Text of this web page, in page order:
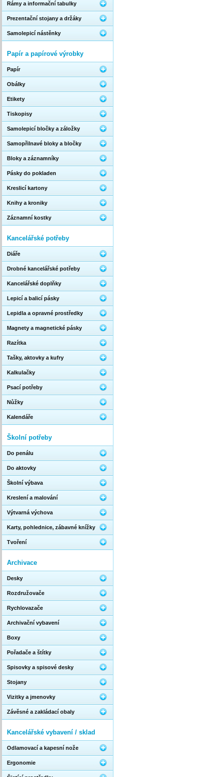
Rámy a informační tabulky
Prezentační stojany a držáky
Samolepicí nástěnky
Papír a papírové výrobky
Papír
Obálky
Etikety
Tiskopisy
Samolepicí bločky a záložky
Samopřilnavé bloky a bločky
Bloky a záznamníky
Pásky do pokladen
Kreslicí kartony
Knihy a kroniky
Záznamní kostky
Kancelářské potřeby
Diáře
Drobné kancelářské potřeby
Kancelářské doplňky
Lepicí a balicí pásky
Lepidla a opravné prostředky
Magnety a magnetické pásky
Razítka
Tašky, aktovky a kufry
Kalkulačky
Psací potřeby
Nůžky
Kalendáře
Školní potřeby
Do penálu
Do aktovky
Školní výbava
Kreslení a malování
Výtvarná výchova
Karty, pohlednice, zábavné knížky
Tvoření
Archivace
Desky
Rozdružovače
Rychlovazače
Archivační vybavení
Boxy
Pořadače a štítky
Spisovky a spisové desky
Stojany
Vizitky a jmenovky
Závěsné a zakládací obaly
Kancelářské vybavení / sklad
Odlamovací a kapesní nože
Ergonomie